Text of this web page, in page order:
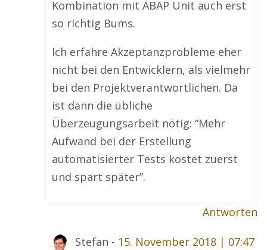
Kombination mit ABAP Unit auch erst
so richtig Bums.
Ich erfahre Akzeptanzprobleme eher
nicht bei den Entwicklern, als vielmehr
bei den Projektverantwortlichen. Da
ist dann die übliche
Überzeugungsarbeit nötig: “Mehr
Aufwand bei der Erstellung
automatisierter Tests kostet zuerst
und spart später”.
Antworten
Stefan - 15. November 2018 | 07:47